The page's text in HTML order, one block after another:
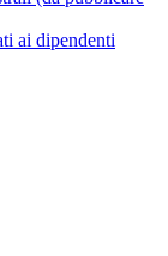
ai dipendenti